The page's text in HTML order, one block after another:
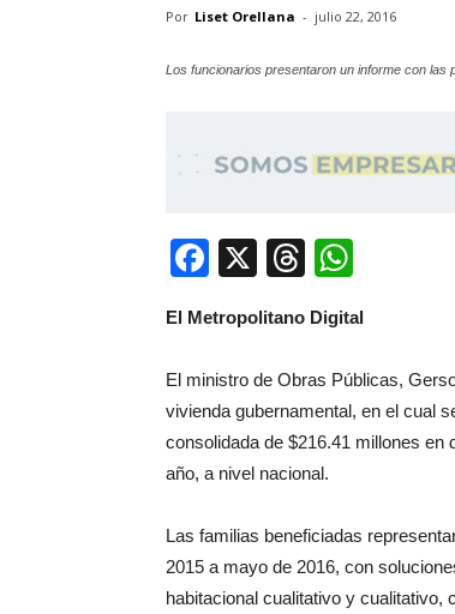
Por Liset Orellana - julio 22, 2016
Los funcionarios presentaron un informe con las
Facebook
X Threads
El Metropolitano Digital
El ministro de Obras Públicas,
vivienda gubernamental, en el cual
consolidada de $216.41 millones
año, a nivel nacional.
Las familias beneficiadas
2015 a mayo de 2016, con
habitacional cualitativo y